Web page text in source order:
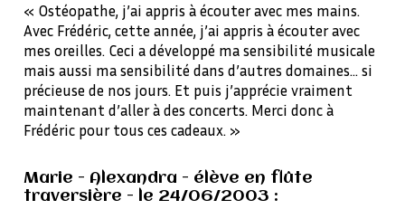
« Ostéopathe, j’ai appris à écouter avec mes mains.
Avec Frédéric, cette année, j’ai appris à écouter avec
mes oreilles. Ceci a développé ma sensibilité musicale
mais aussi ma sensibilité dans d’autres domaines… si
précieuse de nos jours. Et puis j’apprécie vraiment
maintenant d’aller à des concerts. Merci donc à
Frédéric pour tous ces cadeaux. »
Marie - Alexandra - élève en flûte
traversière - le 24/06/2003 :